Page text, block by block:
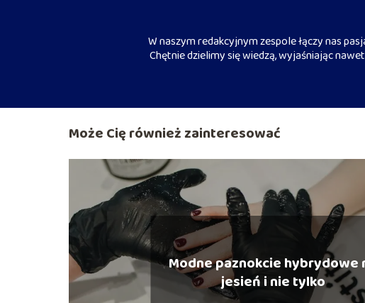
W naszym redakcyjnym zespole łączy nas
Chętnie dzielimy się wiedzą, wyjaśniając
Może Cię również zainteresować
Modne paznokcie hybrydowe
jesień i nie tylko